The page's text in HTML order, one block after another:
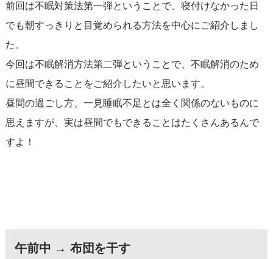
前回は不眠対策法第一弾ということで、寝付けなかった日
でも朝すっきりと目覚められる方法を中心にご紹介しまし
た。
今回は不眠解消方法第二弾ということで、不眠解消のため
に昼間できることをご紹介したいと思います。
昼間の過ごし方、一見睡眠不足とは全く関係のないものに
思えますが、実は昼間でもできることはたくさんあるんで
すよ！
午前中 → 布団を干す